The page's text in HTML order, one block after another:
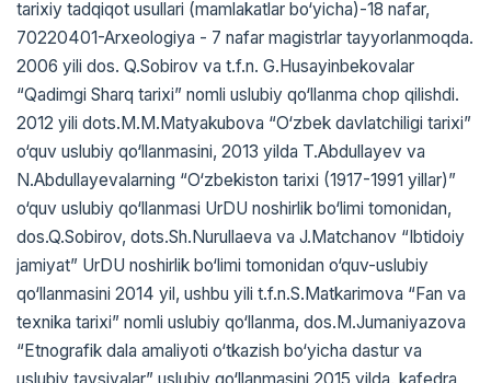
tarixiy tadqiqot usullari (mamlakatlar bo‘yicha)-18 nafar,
70220401-Arxeologiya - 7 nafar magistrlar tayyorlanmoqda.
2006 yili dos. Q.Sobirov va t.f.n. G.Husayinbekovalar
“Qadimgi Sharq tarixi” nomli uslubiy qo‘llanma chop qilishdi.
2012 yili dots.M.M.Matyakubova “O‘zbek davlatchiligi tarixi”
o‘quv uslubiy qo‘llanmasini, 2013 yilda T.Abdullayev va
N.Abdullayevalarning “O‘zbekiston tarixi (1917-1991 yillar)”
o‘quv uslubiy qo‘llanmasi UrDU noshirlik bo‘limi tomonidan,
dos.Q.Sobirov, dots.Sh.Nurullaeva va J.Matchanov “Ibtidoiy
jamiyat” UrDU noshirlik bo‘limi tomonidan o‘quv-uslubiy
qo‘llanmasini 2014 yil, ushbu yili t.f.n.S.Matkarimova “Fan va
texnika tarixi” nomli uslubiy qo‘llanma, dos.M.Jumaniyazova
“Etnografik dala amaliyoti o‘tkazish bo‘yicha dastur va
uslubiy tavsiyalar” uslubiy qo‘llanmasini 2015 yilda, kafedra